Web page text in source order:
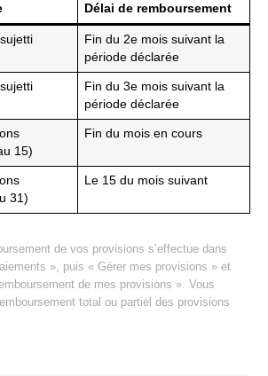
Délai de remboursement
Fin du 2e mois suivant la
période déclarée
Fin du 3e mois suivant la
période déclarée
15)
Fin du mois en cours
31)
Le 15 du mois suivant
de vos provisions s’effectue dans
», puis « Gérer mes provisions » et
de mes provisions ». Vous
total ou partiel des provisions